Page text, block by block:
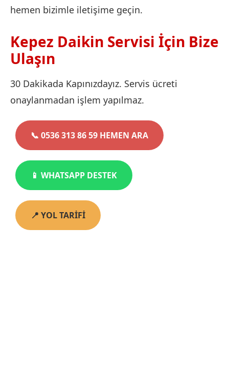
hemen bizimle iletişime geçin.
Kepez Daikin Servisi İçin Bize
Ulaşın
30 Dakikada Kapınızdayız. Servis ücreti
onaylanmadan işlem yapılmaz.
📞 0536 313 86 59 HEMEN ARA
📱 WHATSAPP DESTEK
📍 YOL TARİFİ